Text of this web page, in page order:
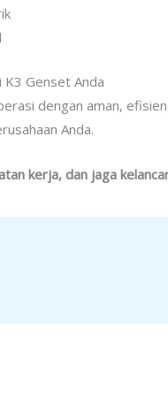
K3 Genset Anda
dengan aman,
Anda.
kerja, dan jaga